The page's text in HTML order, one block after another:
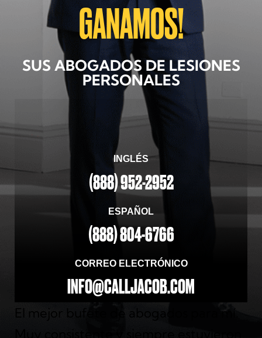
GANAMOS!
SUS ABOGADOS DE LESIONES
PERSONALES
INGLÉS
(888) 952-2952
ESPAÑOL
(888) 804-6766
CORREO ELECTRÓNICO
INFO@CALLJACOB.COM
El mejor bufete de abogados para mí.